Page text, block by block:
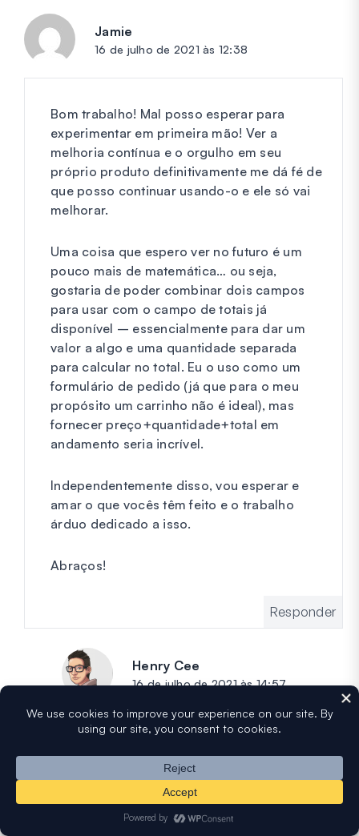
Jamie
16 de julho de 2021 às 12:38
Bom trabalho! Mal posso esperar para
experimentar em primeira mão! Ver a
melhoria contínua e o orgulho em seu
próprio produto definitivamente me dá fé de
que posso continuar usando-o e ele só vai
melhorar.
Uma coisa que espero ver no futuro é um
pouco mais de matemática… ou seja,
gostaria de poder combinar dois campos
para usar com o campo de totais já
disponível – essencialmente para dar um
valor a algo e uma quantidade separada
para calcular no total. Eu o uso como um
formulário de pedido (já que para o meu
propósito um carrinho não é ideal), mas
fornecer preço+quantidade+total em
andamento seria incrível.
Independentemente disso, vou esperar e
amar o que vocês têm feito e o trabalho
árduo dedicado a isso.
Abraços!
Responder
Henry Cee
16 de julho de 2021 às 14:57
Nosso plugin não é capaz de fazer
cálculos além de somas básicas no